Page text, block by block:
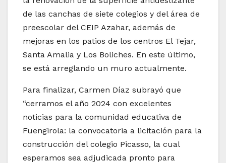
de las canchas de siete colegios y del área de
preescolar del CEIP Azahar, además de
mejoras en los patios de los centros El Tejar,
Santa Amalia y Los Boliches. En este último,
se está arreglando un muro actualmente.
Para finalizar, Carmen Díaz subrayó que
“cerramos el año 2024 con excelentes
noticias para la comunidad educativa de
Fuengirola: la convocatoria a licitación para la
construcción del colegio Picasso, la cual
esperamos sea adjudicada pronto para